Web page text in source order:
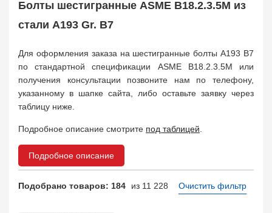
Заказать в 1 клик
Болты шестигранные ASME B18.2.3.5M из
стали A193 Gr. B7
Для оформления заказа на шестигранные болты A193 B7
по стандартной спецификации ASME B18.2.3.5M или
получения консультации позвоните нам по телефону,
указанному в шапке сайта, либо оставьте заявку через
таблицу ниже.
Подробное описание смотрите под таблицей
Подробное описание
Подобрано товаров: 184 из 11 228 Очистить фильтр